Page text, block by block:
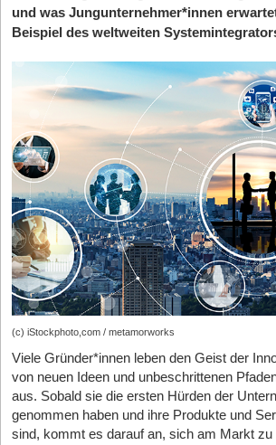
und was Jungunternehmer*innen
Beispiel des weltweiten
(c) iStockphoto,com / metamorworks
Viele Gründer*innen leben den Geist der
von neuen Ideen und unbeschrittenen
aus. Sobald sie die ersten Hürden der
genommen haben und ihre Produkte und
sind, kommt es darauf an, sich am Markt zu